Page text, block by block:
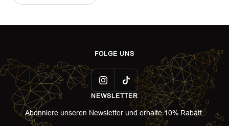
FOLGE UNS
NEWSLETTER
Abonniere unseren Newsletter und erhalte 10% Rabatt.